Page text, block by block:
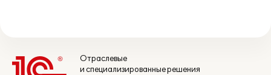
Отраслевые
и специализированные решения